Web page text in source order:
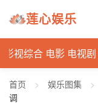
莲心娱乐
影视综合 电影 电视剧
首页 > 娱乐图集 >
调